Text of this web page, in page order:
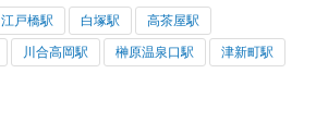
江戸橋駅 白塚駅 高茶屋駅
川合高岡駅 榊原温泉口駅 津新町駅